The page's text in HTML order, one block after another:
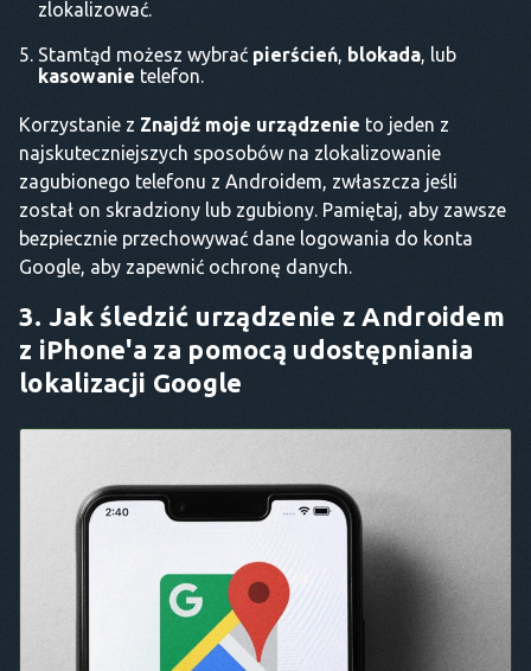
zlokalizować.
Stamtąd możesz wybrać pierścień, blokada, lub
kasowanie telefon.
Korzystanie z Znajdź moje urządzenie to jeden z
najskuteczniejszych sposobów na zlokalizowanie
zagubionego telefonu z Androidem, zwłaszcza jeśli
został on skradziony lub zgubiony. Pamiętaj, aby zawsze
bezpiecznie przechowywać dane logowania do konta
Google, aby zapewnić ochronę danych.
3. Jak śledzić urządzenie z Androidem
z iPhone'a za pomocą udostępniania
lokalizacji Google